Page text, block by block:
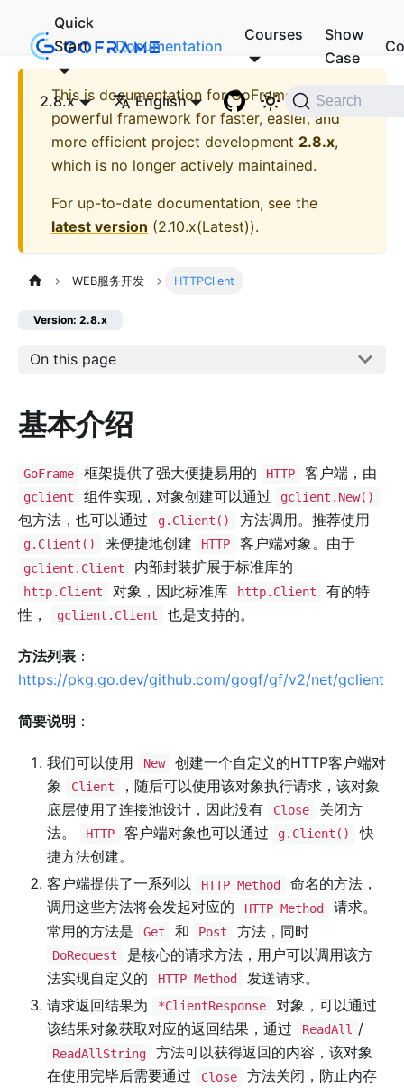
Quick
Start
Documentation
Courses
Show
Case
2.8.x English Search
This is documentation forGoFrame - A
powerful framework for faster, easier, and
more efficient project development 2.8.x,
which is no longer actively maintained.
For up-to-date documentation, see the
latest version (2.10.x(Latest)).
WEB服务开发 HTTPClient
Version: 2.8.x
On this page
基本介绍
GoFrame 框架提供了强大便捷易用的 HTTP 客户端，由
gclient 组件实现，对象创建可以通过 gclient.New()
包方法，也可以通过 g.Client() 方法调用。推荐使用
g.Client() 来便捷地创建 HTTP 客户端对象。由于
gclient.Client 内部封装扩展于标准库的
http.Client 对象，因此标准库 http.Client
有的特
性，
gclient.Client 也是支持的。
方法列表 ：
https://pkg.go.dev/github.com/gogf/gf/v2/net/gclient
简要说明 ：
我们可以使用 New
创建一个自定义的HTTP客户端对
象
Client
，随后可以使用该对象执行请求，该对象
底层使用了连接池设计，因此没有
Close
关闭方
法。
HTTP 客户端对象也可以通过 g.Client()
快
捷方法创建。
客户端提供了一系列以
HTTP Method
命名的方法，
调用这些方法将会发起对应的
HTTP Method
请求。
常用的方法是
Get 和 Post 方法，同时
DoRequest
是核心的请求方法，用户可以调用该方
法实现自定义的
HTTP Method
发送请求。
请求返回结果为
*ClientResponse
对象，可以通过
该结果对象获取对应的返回结果，通过
ReadAll /
ReadAllString
方法可以获得返回的内容，该对象
在使用完毕后需要通过
Close
方法关闭，防止内存